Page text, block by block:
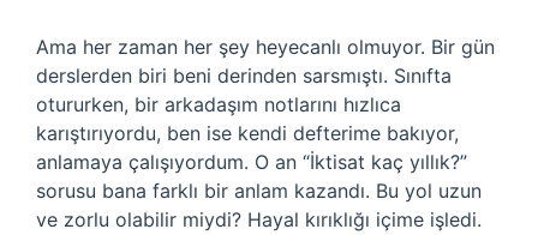
Ama her zaman her şey heyecanlı olmuyor. Bir gün
derslerden biri beni derinden sarsmıştı. Sınıfta
otururken, bir arkadaşım notlarını hızlıca
karıştırıyordu, ben ise kendi defterime bakıyor,
anlamaya çalışıyordum. O an “İktisat kaç yıllık?”
sorusu bana farklı bir anlam kazandı. Bu yol uzun
ve zorlu olabilir miydi? Hayal kırıklığı içime işledi.